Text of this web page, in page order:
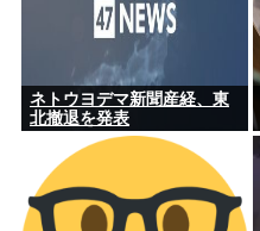
ネトウヨデマ新聞産経、東
北撤退を発表